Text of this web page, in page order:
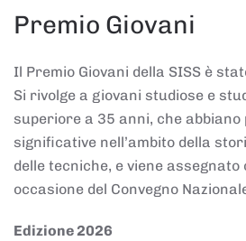
Premio Giovani
Il Premio Giovani della SISS è
Si rivolge a giovani studiose e
superiore a 35 anni, che
significative nell’ambito della
delle tecniche, e viene assegnato
occasione del Convegno
Edizione 2026